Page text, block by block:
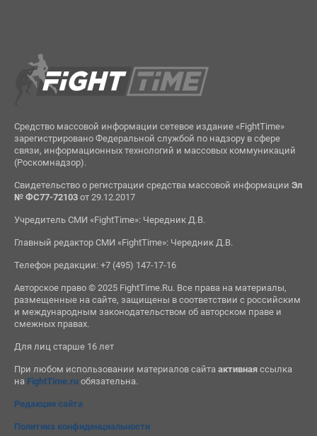
Средство массовой информации сетевое издание «FightTime»
зарегистрировано Федеральной службой по надзору в сфере
связи, информационных технологий и массовых коммуникаций
(Роскомнадзор).
Свидетельство о регистрации средства массовой информации Эл
№ ФС77-72103от 29.12.2017
Учредитель СМИ «FightTime»: Чередник Д.В.
Главный редактор СМИ «FightTime»: Чередник Д.В.
Телефон редакции: +7 (495) 147-17-16
Авторское право © 2025 FightTime.Ru. Все права на материалы,
размещенные на сайте, защищены в соответствии с российским
и международным законодательством об авторском праве и
смежных правах.
Для лиц старше 16 лет
При любом использовании материалов сайта активнаяссылка
на FightTime.ruобязательна.
Редакция сайта
Политика конфиденциальности